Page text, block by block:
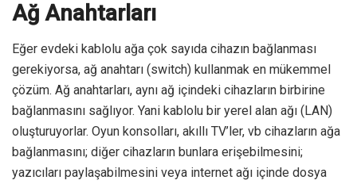
Ağ Anahtarları
Eğer evdeki kablolu ağa çok sayıda cihazın bağlanması
gerekiyorsa, ağ anahtarı (switch) kullanmak en mükemmel
çözüm. Ağ anahtarları, aynı ağ içindeki cihazların birbirine
bağlanmasını sağlıyor. Yani kablolu bir yerel alan ağı (LAN)
oluşturuyorlar. Oyun konsolları, akıllı TV’ler, vb cihazların ağa
bağlanmasını; diğer cihazların bunlara erişebilmesini;
yazıcıları paylaşabilmesini veya internet ağı içinde dosya